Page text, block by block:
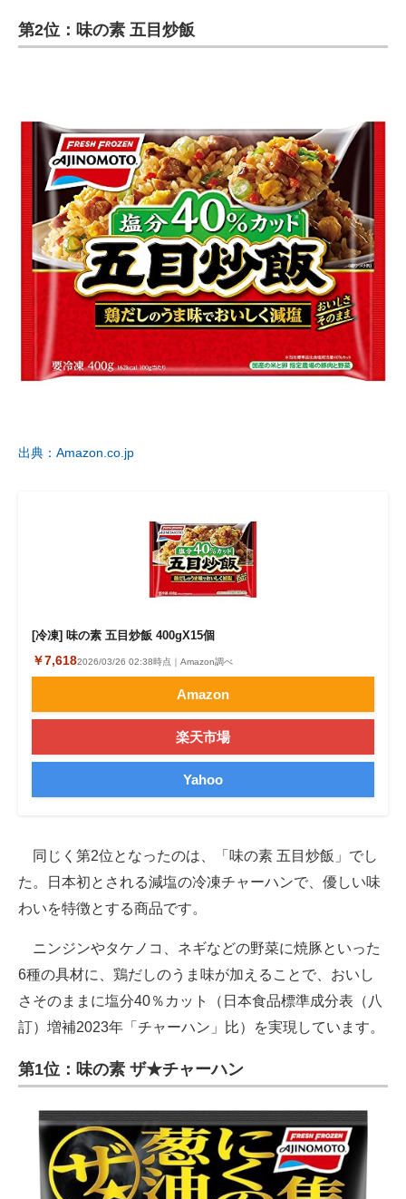
第2位：味の素 五目炒飯
出典：Amazon.co.jp
[冷凍] 味の素 五目炒飯 400gX15個
￥7,6182026/03/26 02:38時点｜Amazon調べ
Amazon
楽天市場
Yahoo
同じく第2位となったのは、「味の素 五目炒飯」でし
た。日本初とされる減塩の冷凍チャーハンで、優しい味
わいを特徴とする商品です。
ニンジンやタケノコ、ネギなどの野菜に焼豚といった
6種の具材に、鶏だしのうま味が加えることで、おいし
さそのままに塩分40％カット（日本食品標準成分表（八
訂）増補2023年「チャーハン」比）を実現しています。
第1位：味の素 ザ★チャーハン